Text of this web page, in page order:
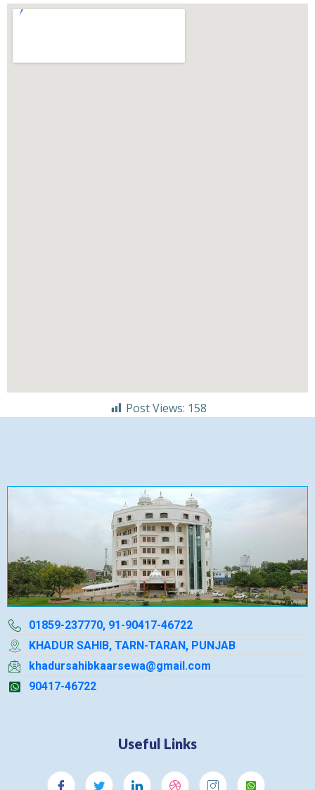
Post Views: 158
01859-237770, 91-90417-46722
KHADUR SAHIB, TARN-TARAN, PUNJAB
khadursahibkaarsewa@gmail.com
90417-46722
Useful Links